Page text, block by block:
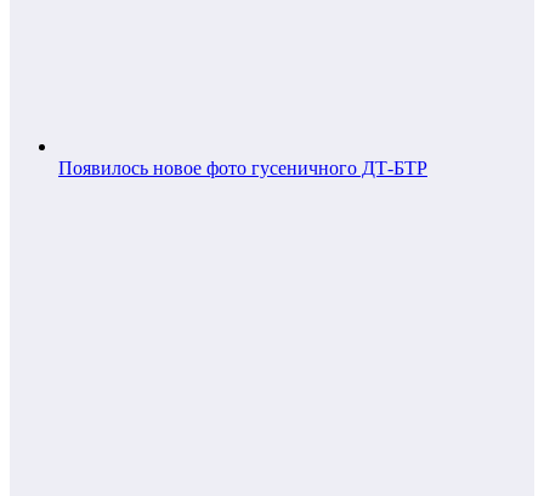
Появилось новое фото гусеничного ДТ-БТР